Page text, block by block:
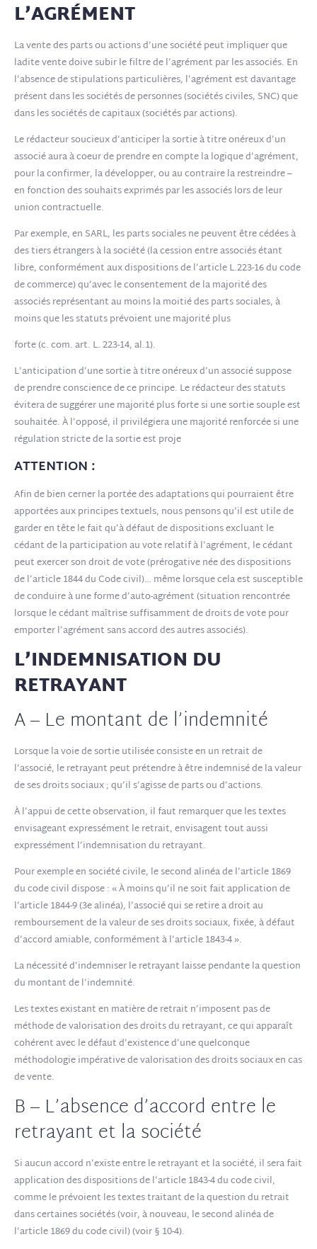
L’AGRÉMENT
La vente des parts ou actions d’une société peut impliquer que
ladite vente doive subir le filtre de l’agrément par les associés. En
l’absence de stipulations particulières, l’agrément est davantage
présent dans les sociétés de personnes (sociétés civiles, SNC) que
dans les sociétés de capitaux (sociétés par actions).
Le rédacteur soucieux d’anticiper la sortie à titre onéreux d’un
associé aura à coeur de prendre en compte la logique d’agrément,
pour la confirmer, la développer, ou au contraire la restreindre –
en fonction des souhaits exprimés par les associés lors de leur
union contractuelle.
Par exemple, en SARL, les parts sociales ne peuvent être cédées à
des tiers étrangers à la société (la cession entre associés étant
libre, conformément aux dispositions de l’article L.223-16 du code
de commerce) qu’avec le consentement de la majorité des
associés représentant au moins la moitié des parts sociales, à
moins que les statuts prévoient une majorité plus
forte (c. com. art. L. 223-14, al.1).
L’anticipation d’une sortie à titre onéreux d’un associé suppose
de prendre conscience de ce principe. Le rédacteur des statuts
évitera de suggérer une majorité plus forte si une sortie souple est
souhaitée. À l’opposé, il privilégiera une majorité renforcée si une
régulation stricte de la sortie est proje
ATTENTION :
Afin de bien cerner la portée des adaptations qui pourraient être
apportées aux principes textuels, nous pensons qu’il est utile de
garder en tête le fait qu’à défaut de dispositions excluant le
cédant de la participation au vote relatif à l’agrément, le cédant
peut exercer son droit de vote (prérogative née des dispositions
de l’article 1844 du Code civil)… même lorsque cela est susceptible
de conduire à une forme d’auto-agrément (situation rencontrée
lorsque le cédant maîtrise suffisamment de droits de vote pour
emporter l’agrément sans accord des autres associés).
L’INDEMNISATION DU
RETRAYANT
A – Le montant de l’indemnité
Lorsque la voie de sortie utilisée consiste en un retrait de
l’associé, le retrayant peut prétendre à être indemnisé de la valeur
de ses droits sociaux ; qu’il s’agisse de parts ou d’actions.
À l’appui de cette observation, il faut remarquer que les textes
envisageant expressément le retrait, envisagent tout aussi
expressément l’indemnisation du retrayant.
Pour exemple en société civile, le second alinéa de l’article 1869
du code civil dispose : « À moins qu’il ne soit fait application de
l’article 1844-9 (3e alinéa), l’associé qui se retire a droit au
remboursement de la valeur de ses droits sociaux, fixée, à défaut
d’accord amiable, conformément à l’article 1843-4 ».
La nécessité d’indemniser le retrayant laisse pendante la question
du montant de l’indemnité.
Les textes existant en matière de retrait n’imposent pas de
méthode de valorisation des droits du retrayant, ce qui apparaît
cohérent avec le défaut d’existence d’une quelconque
méthodologie impérative de valorisation des droits sociaux en cas
de vente.
B – L’absence d’accord entre le
retrayant et la société
Si aucun accord n’existe entre le retrayant et la société, il sera fait
application des dispositions de l’article 1843-4 du code civil,
comme le prévoient les textes traitant de la question du retrait
dans certaines sociétés (voir, à nouveau, le second alinéa de
l’article 1869 du code civil) (voir § 10-4).